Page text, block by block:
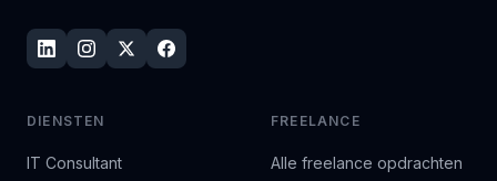
DIENSTEN
IT Consultant
FREELANCE
Alle freelance opdrachten